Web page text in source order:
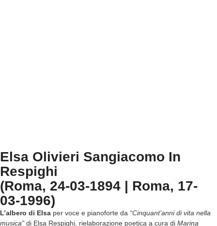
Elsa Olivieri Sangiacomo In
Respighi
(Roma, 24-03-1894 | Roma, 17-
03-1996)
L’albero di Elsa per voce e pianoforte da “Cinquant’anni di vita nella
musica” di Elsa Respighi, rielaborazione poetica a cura di Marina